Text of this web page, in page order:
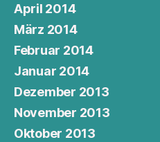
April 2014
März 2014
Februar 2014
Januar 2014
Dezember 2013
November 2013
Oktober 2013